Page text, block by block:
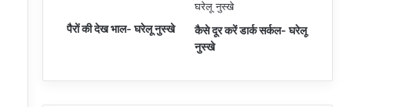
पैरों की देख भाल- घरेलू नुस्खे
कैसे दूर करें डार्क सर्कल- घरेलू
नुस्खे